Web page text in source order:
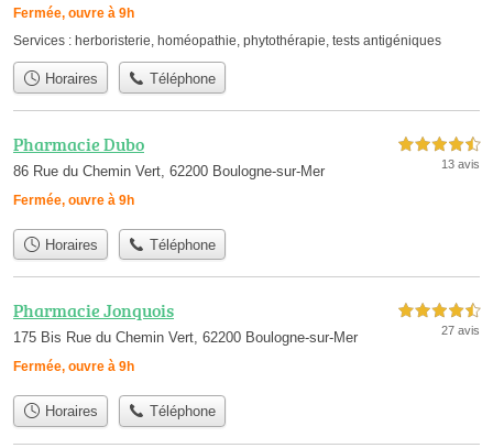
Fermée, ouvre à 9h
Services : herboristerie, homéopathie, phytothérapie, tests antigéniques
Horaires Téléphone
Pharmacie Dubo
86 Rue du Chemin Vert, 62200 Boulogne-sur-Mer
Fermée, ouvre à 9h
4,5 étoiles sur 5
13 avis
Horaires Téléphone
Pharmacie Jonquois
175 Bis Rue du Chemin Vert, 62200 Boulogne-sur-Mer
Fermée, ouvre à 9h
4,5 étoiles sur 5
27 avis
Horaires Téléphone